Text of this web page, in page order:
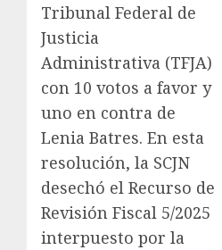
Tribunal Federal de
Justicia
Administrativa (TFJA)
con 10 votos a favor y
uno en contra de
Lenia Batres. En esta
resolución, la SCJN
desechó el Recurso de
Revisión Fiscal 5/2025
interpuesto por la